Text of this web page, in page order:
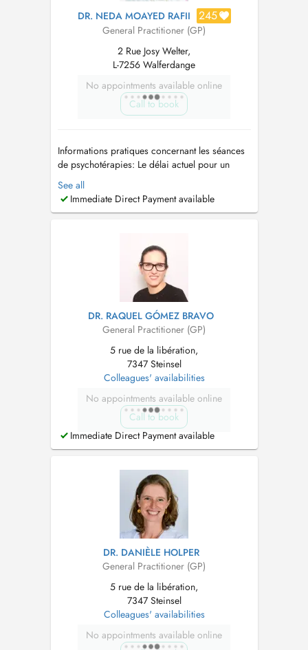
DR. NEDA MOAYED RAFII 245
General Practitioner (GP)
2 Rue Josy Welter,
L-7256 Walferdange
No appointments available online
Call to book
Informations pratiques concernant les séances
de psychotérapies: Le délai actuel pour un
premier rendez-vous de psychothérapie est
d'environ 2 à 3 mois. Merci de bien vouloir
adresser vos demandes exclusivement par e-
See all
Immediate Direct Payment available
DR. RAQUEL GÓMEZ BRAVO
General Practitioner (GP)
5 rue de la libération,
7347 Steinsel
Colleagues' availabilities
No appointments available online
Call to book
Immediate Direct Payment available
DR. DANIÈLE HOLPER
General Practitioner (GP)
5 rue de la libération,
7347 Steinsel
Colleagues' availabilities
No appointments available online